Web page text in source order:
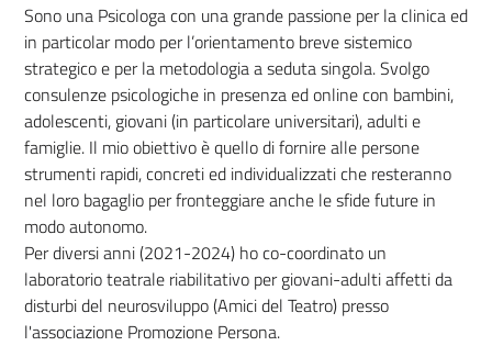
Sono una Psicologa con una grande passione per la clinica ed
in particolar modo per l’orientamento breve sistemico
strategico e per la metodologia a seduta singola. Svolgo
consulenze psicologiche in presenza ed online con bambini,
adolescenti, giovani (in particolare universitari), adulti e
famiglie. Il mio obiettivo è quello di fornire alle persone
strumenti rapidi, concreti ed individualizzati che resteranno
nel loro bagaglio per fronteggiare anche le sfide future in
modo autonomo.
Per diversi anni (2021-2024) ho co-coordinato un
laboratorio teatrale riabilitativo per giovani-adulti affetti da
disturbi del neurosviluppo (Amici del Teatro) presso
l'associazione Promozione Persona.